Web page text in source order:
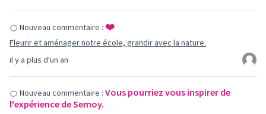
il y a plus d'un an
Nouveau commentaire : ❤️
Fleurir et aménager notre école, grandir avec la nature.
Nouveau commentaire : Vous pourriez vous inspirer de
l'expérience de Semoy.